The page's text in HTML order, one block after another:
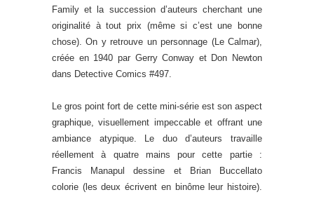
Family et la succession d’auteurs cherchant une
originalité à tout prix (même si c’est une bonne
chose). On y retrouve un personnage (Le Calmar),
créée en 1940 par Gerry Conway et Don Newton
dans Detective Comics #497.
Le gros point fort de cette mini-série est son aspect
graphique, visuellement impeccable et offrant une
ambiance atypique. Le duo d’auteurs travaille
réellement à quatre mains pour cette partie :
Francis Manapul dessine et Brian Buccellato
colorie (les deux écrivent en binôme leur histoire).